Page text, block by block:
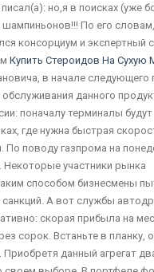
но,я в поисках (уже
шампиньонов!!! По его
консорциум и экспертный
Купить Стероидов На Сухую
в начале следующего
данного
поначалу терминалы будут
где нужна быстрая
поводу газпрома на
Некоторые участники рынка
способом бизнесмены
санкций. А вот службы
скорая прибыла на
сорок. Встаньте в планку,
данный агрегат